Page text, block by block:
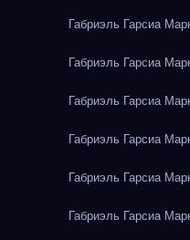
Габриэль Гарсиа
Габриэль Гарсиа
Габриэль Гарсиа
Габриэль Гарсиа
Габриэль Гарсиа
Габриэль Гарсиа